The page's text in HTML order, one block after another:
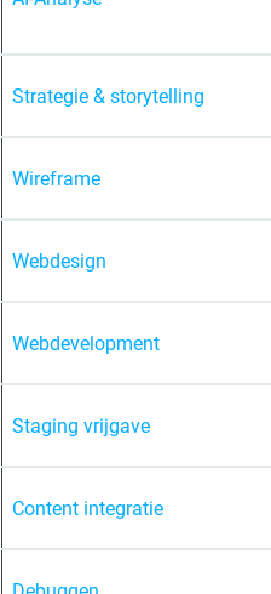
Strategie & storytelling
Wireframe
Webdesign
Webdevelopment
Staging vrijgave
Content integratie